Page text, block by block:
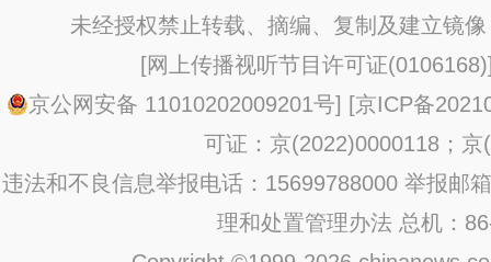
未经授权禁止转载、摘编、复制及建立镜
[网上传播视听节目许可证(0106168)
京公网安备 11010202009201号] [京ICP备
可证：京(2022)0000118；京
违法和不良信息举报电话：15699788000 举报邮
理和处置管理办法 总机：